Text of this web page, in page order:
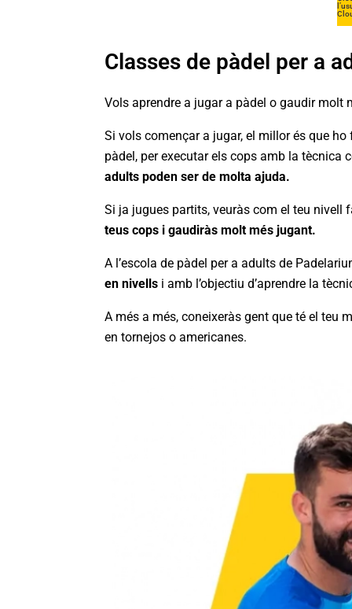
Classes de pàdel per a
Vols aprendre a jugar a pàdel o gaudir molt
Si vols començar a jugar, el millor és que
pàdel, per executar els cops amb la tècnica
adults poden ser de molta ajuda.
Si ja jugues partits, veuràs com el teu nivell
teus cops i gaudiràs molt més jugant.
A l’escola de pàdel per a adults de
en nivells i amb l’objectiu d’aprendre la
A més a més, coneixeràs gent que té el teu
en tornejos o americanes.